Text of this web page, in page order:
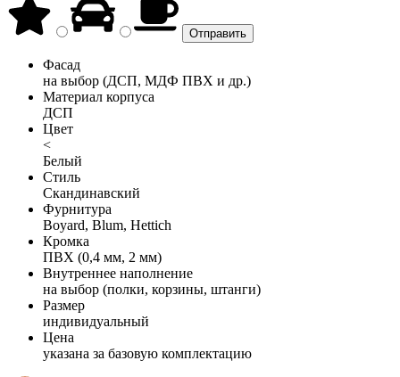
Фасад
на выбор (ДСП, МДФ ПВХ и др.)
Материал корпуса
ДСП
Цвет
<
Белый
Стиль
Скандинавский
Фурнитура
Boyard, Blum, Hettich
Кромка
ПВХ (0,4 мм, 2 мм)
Внутреннее наполнение
на выбор (полки, корзины, штанги)
Размер
индивидуальный
Цена
указана за базовую комплектацию